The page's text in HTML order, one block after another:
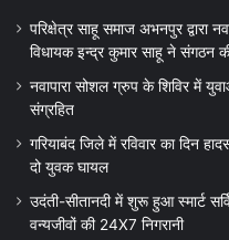
परिक्षेत्र साहू समाज अभनपुर द्वारा
विधायक इन्द्र कुमार साहू ने संगठन
नवापारा सोशल ग्रुप के शिविर में
संग्रहित
गरियाबंद जिले में रविवार का दिन
दो युवक घायल
उदंती-सीतानदी में शुरू हुआ स्मार्ट
वन्यजीवों की 24X7 निगरानी